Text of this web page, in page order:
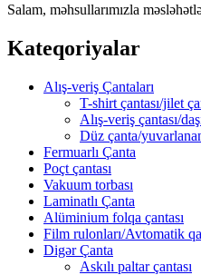
Salam, məhsullarımızla
Kateqoriyalar
Alış-veriş Çantaları
T-shirt çantası/jilet
Alış-veriş çantası/
Düz çanta/
Fermuarlı Çanta
Poçt çantası
Vakuum torbası
Laminatlı Çanta
Alüminium folqa çantası
Film rulonları/Avtomatik
Digər Çanta
Askılı paltar çantası